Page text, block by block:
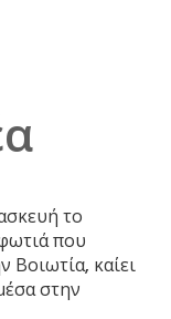
το
που
Βοιωτία, καίει
στην